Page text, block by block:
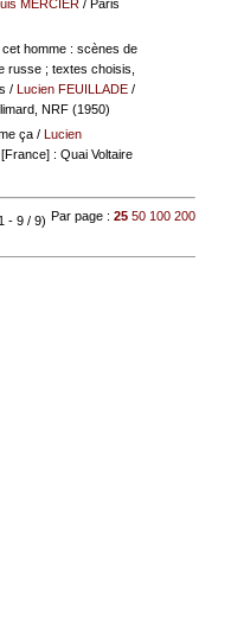
MERCIER/ Paris
homme : scènes de
russe ; textes choisis,
/ Lucien FEUILLADE/
NRF (1950)
ça/ Lucien
: Quai Voltaire
- 9 / 9) Par page : 25 50 100 200